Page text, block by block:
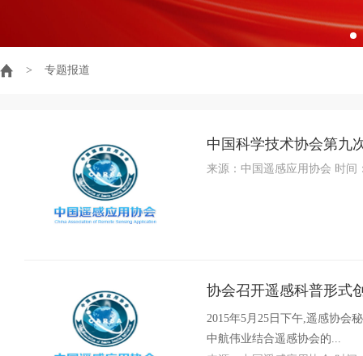
> 专题报道
中国科学技术协会第九
来源：中国遥感应用协会 时间
协会召开遥感科普形式
2015年5月25日下午,遥感协会
中航伟业结合遥感协会的...